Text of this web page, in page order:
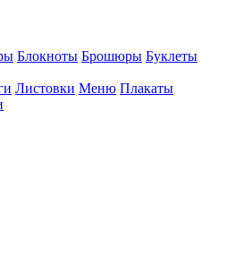
Блокноты Брошюры Буклеты
Листовки Меню Плакаты